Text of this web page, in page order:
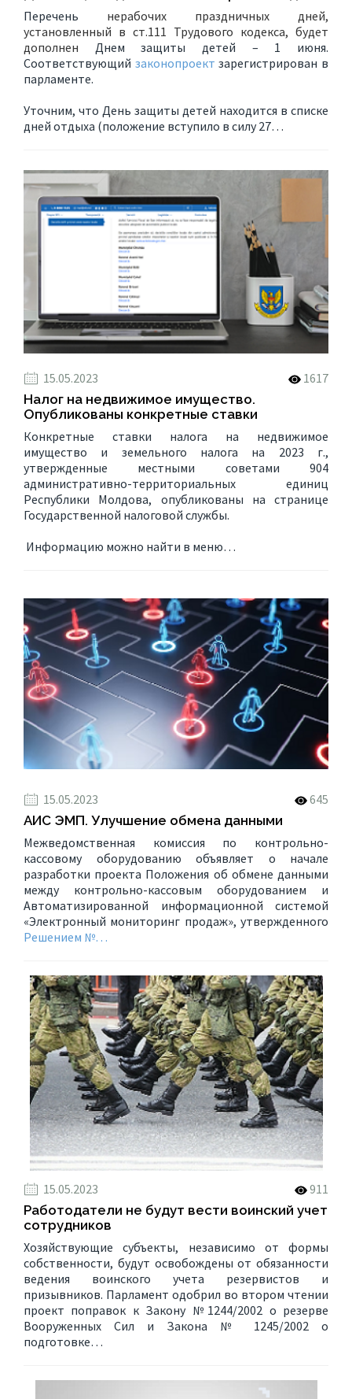
Перечень нерабочих праздничных дней,
установленный в ст.111 Трудового кодекса, будет
дополнен Днем защиты детей – 1 июня.
Соответствующий законопроект зарегистрирован в
парламенте.
Уточним, что День защиты детей находится в списке
дней отдыха (положение вступило в силу 27…
15.05.2023
1617
Налог на недвижимое имущество.
Опубликованы конкретные ставки
Конкретные ставки налога на недвижимое
имущество и земельного налога на 2023 г.,
утвержденные местными советами 904
административно-территориальных единиц
Республики Молдова, опубликованы на странице
Государственной налоговой службы.
Информацию можно найти в меню…
15.05.2023
645
АИС ЭМП. Улучшение обмена данными
Межведомственная комиссия по контрольно-
кассовому оборудованию объявляет о начале
разработки проекта Положения об обмене данными
между контрольно-кассовым оборудованием и
Автоматизированной информационной системой
«Электронный мониторинг продаж», утвержденного
Решением №…
15.05.2023
911
Работодатели не будут вести воинский учет
сотрудников
Хозяйствующие субъекты, независимо от формы
собственности, будут освобождены от обязанности
ведения воинского учета резервистов и
призывников. Парламент одобрил во втором чтении
проект поправок к Закону №1244/2002 о резерве
Вооруженных Сил и Закона № 1245/2002 о
подготовке…